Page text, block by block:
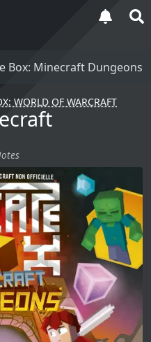
Box: Minecraft Dungeons
WORLD OF WARCRAFT